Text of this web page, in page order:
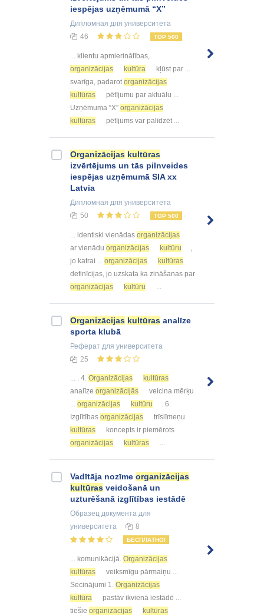
iespējas uzņēmumā “X”
Дипломная для университета
46
TOP 500
... klientu apmierinātības,
organizācijas
kultūra
kļūst par ...
svarīga, padarot organizācijas
kultūras
pētījumu par aktuālu ...
Uzņēmuma “X” organizācijas
kultūras
pētījums var palīdzēt ...
Organizācijas kultūras
izvērtējums un tās pilnveides
iespējas uzņēmumā SIA xx
Latvia
Дипломная для университета
50
TOP 500
... identiski vienādas organizācijas
ar vienādu organizācijas kultūru
jo katrai ... organizācijas
kultūras
definīcijas, jo uzskata ka zināšanas par
organizācijas
kultūru
Organizācijas kultūras analīze
sporta klubā
Реферат для университета
25
... . 4. Organizācijas
kultūras
analīze organizācijās
veicina mērķu
... organizācijas kultūru
. 6.
Izglītības organizācijas
trīslīmeņu
kultūras
koncepts ir piemērots
organizācijas
kultūras ...
Vadītāja nozīme organizācijas
kultūras veidošanā un
uzturēšanā izglītības iestādē
Образец документа для
университета
8
БЕСПЛАТНО!
... komunikācijā. Organizācijas
kultūras
veiksmīgu pārmaiņu ...
Secinājumi 1. Organizācijas
kultūra
pastāv ikvienā iestādē ...
tiešie organizācijas
kultūras